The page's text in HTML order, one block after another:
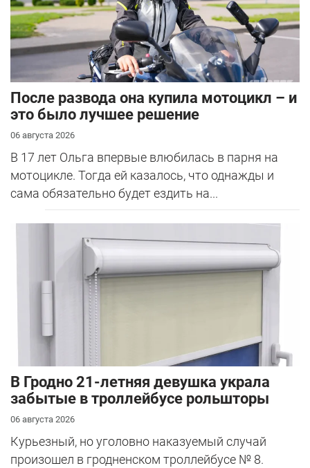
После развода она купила мотоцикл – и
это было лучшее решение
06 августа 2026
В 17 лет Ольга впервые влюбилась в парня на
мотоцикле. Тогда ей казалось, что однажды и
сама обязательно будет ездить на...
В Гродно 21-летняя девушка украла
забытые в троллейбусе рольшторы
06 августа 2026
Курьезный, но уголовно наказуемый случай
произошел в гродненском троллейбусе № 8.